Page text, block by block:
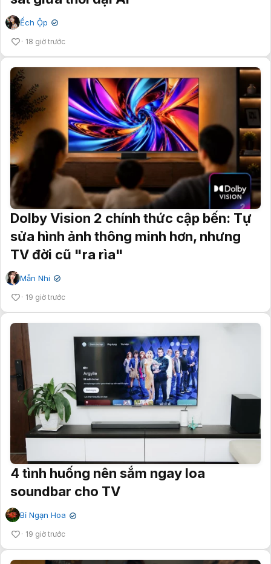
Ếch Ộp ✔
18 giờ trước
Dolby Vision 2 chính thức cập bến: Tự
sửa hình ảnh thông minh hơn, nhưng
TV đời cũ "ra rìa"
Mẫn Nhi ✔
19 giờ trước
4 tình huống nên sắm ngay loa
soundbar cho TV
Bỉ Ngạn Hoa ✔
19 giờ trước